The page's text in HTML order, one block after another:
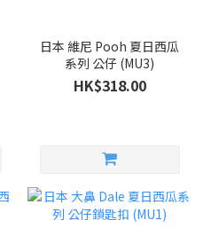
日本 維尼 Pooh 夏日西瓜
系列 公仔 (MU3)
HK$318.00